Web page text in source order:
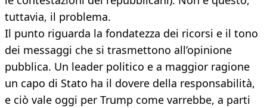
tuttavia, il problema.
Il punto riguarda la fondatezza dei ricorsi e il tono
dei messaggi che si trasmettono all’opinione
pubblica. Un leader politico e a maggior ragione
un capo di Stato ha il dovere della responsabilità,
e ciò vale oggi per Trump come varrebbe, a parti